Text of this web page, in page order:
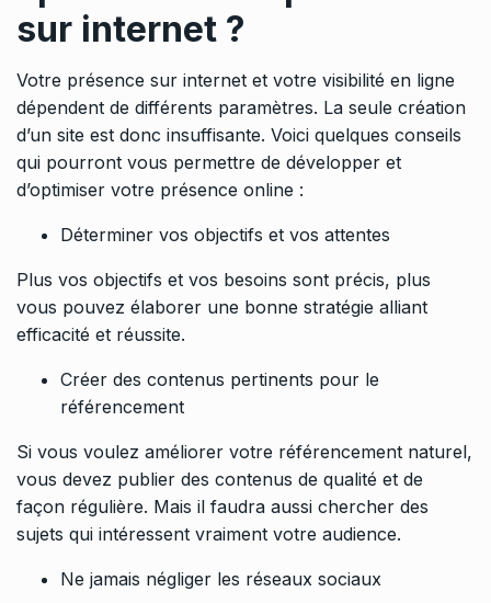
sur internet ?
Votre présence sur internet et votre visibilité en ligne
dépendent de différents paramètres. La seule création
d’un site est donc insuffisante. Voici quelques conseils
qui pourront vous permettre de développer et
d’optimiser votre présence online :
Déterminer vos objectifs et vos attentes
Plus vos objectifs et vos besoins sont précis, plus
vous pouvez élaborer une bonne stratégie alliant
efficacité et réussite.
Créer des contenus pertinents pour le
référencement
Si vous voulez améliorer votre référencement naturel,
vous devez publier des contenus de qualité et de
façon régulière. Mais il faudra aussi chercher des
sujets qui intéressent vraiment votre audience.
Ne jamais négliger les réseaux sociaux